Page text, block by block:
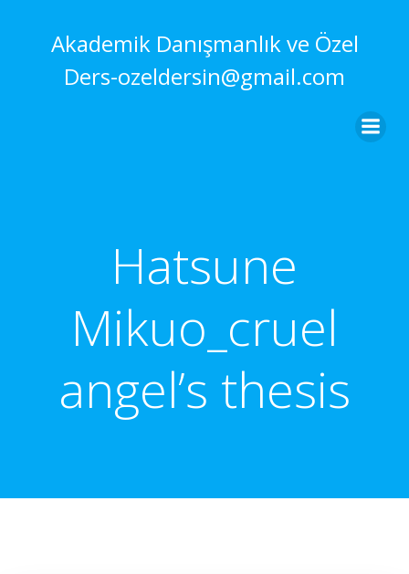
Akademik Danışmanlık ve Özel
Ders-ozeldersin@gmail.com
Hatsune
Mikuo_cruel
angel’s thesis